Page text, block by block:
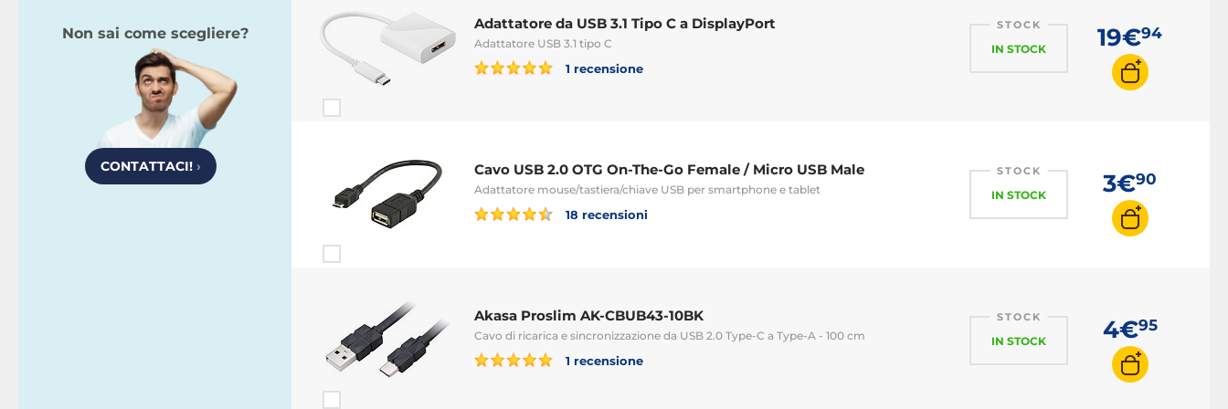
Non sai come scegliere?
CONTATTACI! ›
Adattatore da USB 3.1 Tipo C a DisplayPort
Adattatore USB 3.1 tipo C
1 recensione
STOCK
IN STOCK 19€94
Cavo USB 2.0 OTG On-The-Go Female / Micro USB Male
Adattatore mouse/tastiera/chiave USB per smartphone e tablet
18 recensioni
STOCK
IN STOCK 3€90
Akasa Proslim AK-CBUB43-10BK
Cavo di ricarica e sincronizzazione da USB 2.0 Type-C a Type-A - 100 cm
1 recensione
STOCK
IN STOCK 4€95